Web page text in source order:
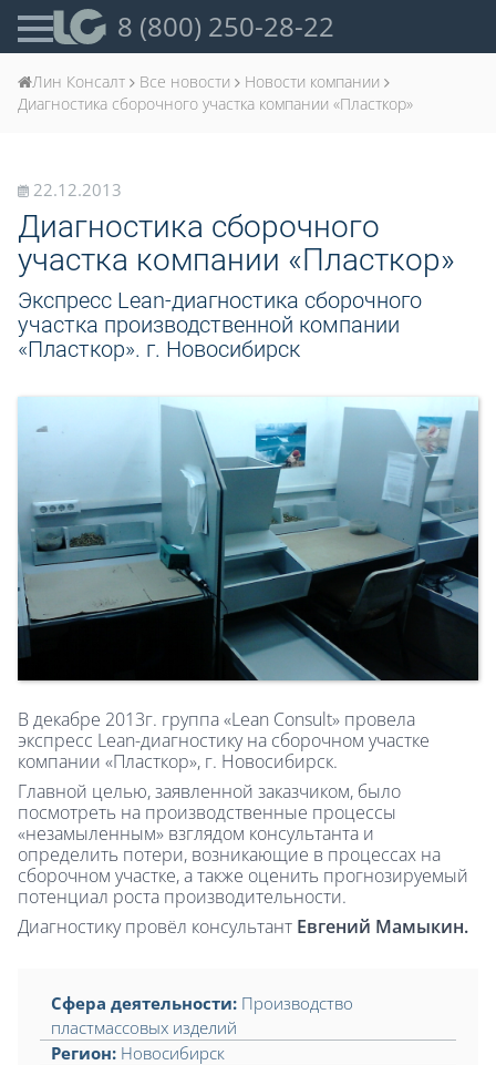
8 (800) 250-28-22
Лин Консалт Все новости
Новости компании
Диагностика сборочного участка компании «Пласткор»
22.12.2013
Диагностика сборочного
участка компании «Пласткор»
Экспресс Lean-диагностика сборочного
участка производственной компании
«Пласткор». г. Новосибирск
В декабре 2013г. группа «Lean Consult» провела
экспресс Lean-диагностику на сборочном участке
компании «Пласткор», г. Новосибирск.
Главной целью, заявленной заказчиком, было
посмотреть на производственные процессы
«незамыленным» взглядом консультанта и
определить потери, возникающие в процессах на
сборочном участке, а также оценить прогнозируемый
потенциал роста производительности.
Диагностику провёл консультант Евгений Мамыкин.
Сфера деятельности: Производство
пластмассовых изделий
Регион: Новосибирск